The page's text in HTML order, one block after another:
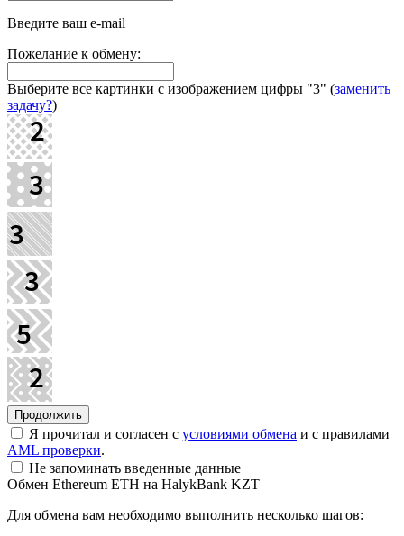
Введите ваш e-mail
Пожелание к обмену:
Выберите все картинки с изображением цифры "3" (заменить
задачу?)
Я прочитал и согласен с условиями обмена и с правилами
AML проверки.
Не запоминать введенные данные
Обмен Ethereum ETH на HalykBank KZT
Для обмена вам необходимо выполнить несколько шагов: